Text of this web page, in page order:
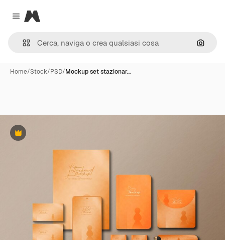
Close menu
Magnific
Cerca
Home/Stock/PSD/Mockup set stazionar…
Premium